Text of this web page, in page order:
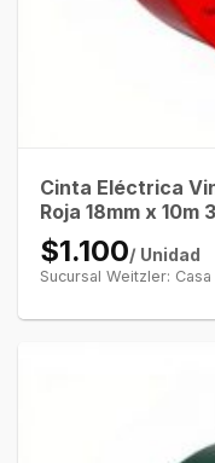
Cinta Eléctrica
Roja 18mm x 10m
$1.100/ Unidad
Sucursal Weitzler: